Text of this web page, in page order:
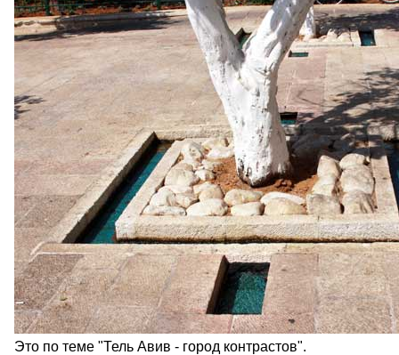
Это по теме "Тель Авив - город контрастов".